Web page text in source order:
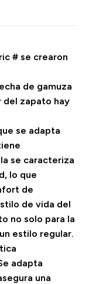
# se crearon
de gamuza
del zapato hay
se adapta
se caracteriza
lo que
de
de vida del
no solo para la
estilo regular.
adapta
una